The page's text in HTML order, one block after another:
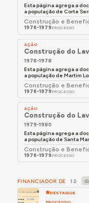
sobre a tutela
sempre
Estado do Plano,
orçamentais do
no Plano
Obras Públicas)
Secretaria de
porque a direção
DG do
(DCP), tendo
DL 1-B/80, de 11
Esta página agrega a
a população de Corte
Construção e
1976-1979 PROCESSO
AÇÃO
Construção do
1978-1978
Esta página agrega a
a população de Martim
Construção e
1976-1979 PROCESSO
AÇÃO
Construção do
1979-1980
Esta página agrega a
a população de Santa
Construção e
1976-1979 PROCESSO
FINANCIADOR DE 12
DESTAQUE
PROCESSO